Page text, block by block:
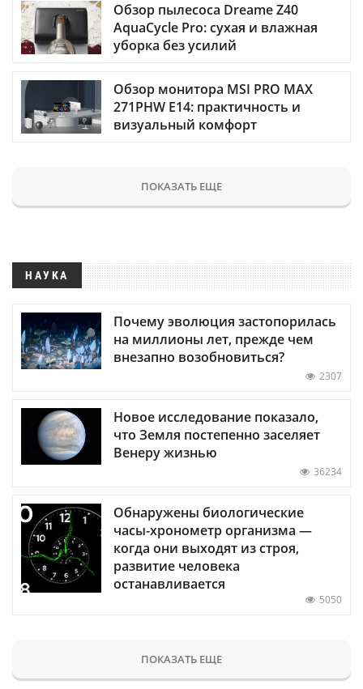
Обзор пылесоса Dreame Z40
AquaCycle Pro: сухая и влажная
уборка без усилий
Обзор монитора MSI PRO MAX
271PHW E14: практичность и
визуальный комфорт
ПОКАЗАТЬ ЕЩЕ
НАУКА
Почему эволюция застопорилась
на миллионы лет, прежде чем
внезапно возобновиться?
2307
Новое исследование показало,
что Земля постепенно заселяет
Венеру жизнью
36234
Обнаружены биологические
часы-хронометр организма —
когда они выходят из строя,
развитие человека
останавливается
5050
ПОКАЗАТЬ ЕЩЕ